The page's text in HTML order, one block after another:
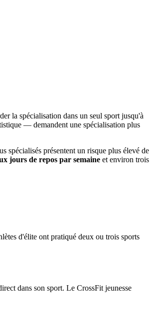
la spécialisation dans un seul sport jusqu'à
— demandent une spécialisation plus
spécialisés présentent un risque plus élevé de
jours de repos par semaine et environ trois
d'élite ont pratiqué deux ou trois sports
dans son sport. Le CrossFit jeunesse